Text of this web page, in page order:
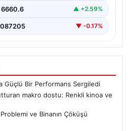
6660.6 ▲ +2.59%
▼ -0.17%
Güçlü Bir Performans Sergiledi
makro dostu: Renkli kinoa ve
ve Binanın Çöküşü